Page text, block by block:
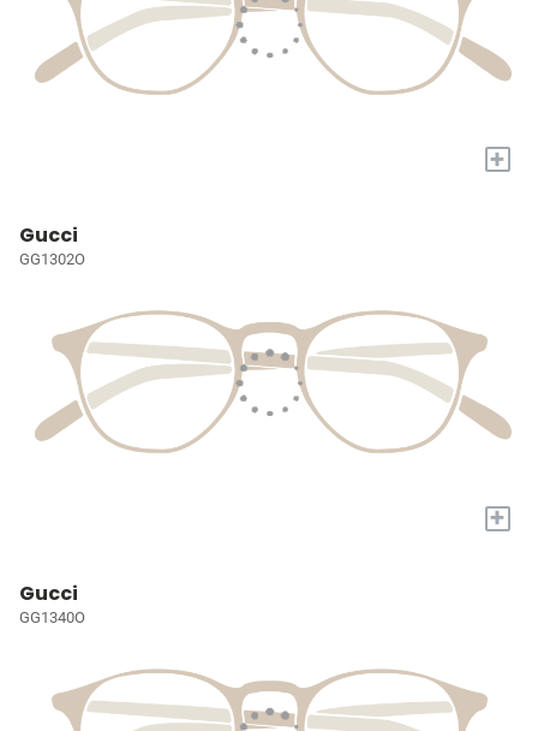
+
Gucci
GG1302O
+
Gucci
GG1340O